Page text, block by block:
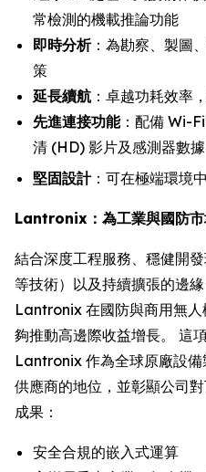
常檢測的機載推論功能
即時分析：為勘察、製圖
策
延長續航 ：卓越功耗效率
先進連接功能：配備 Wi-
清 (HD) 影片及感測器數
堅固設計：可在極端環境
Lantronix：為工業與國防
結合深度工程服務、穩健開
等技術）以及持續擴張的邊
Lantronix 在國防與商用無
夠推動高邊際收益增長。 這
Lantronix 作為全球原廠設
供應商的地位，並彰顯公司
成果：
安全合規的嵌入式運算